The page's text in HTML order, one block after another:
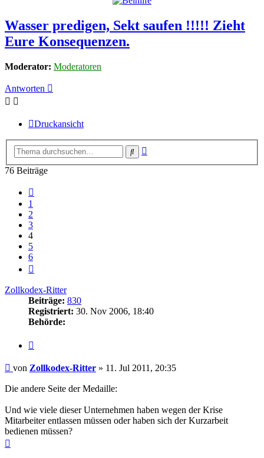
Wasser predigen, Sekt saufen !!!!! Zieht
Eure Konsequenzen.
Moderator: Moderatoren
Antworten
Druckansicht
Suche
76 Beiträge
1
2
3
4
5
6
Zollkodex-Ritter
Beiträge: 830
Registriert: 30. Nov 2006, 18:40
Behörde:
Beitrag
von Zollkodex-Ritter » 11. Jul 2011, 20:35
Die andere Seite der Medaille:
Und wie viele dieser Unternehmen haben wegen der Krise
Mitarbeiter entlassen müssen oder haben sich der Kurzarbeit
bedienen müssen?